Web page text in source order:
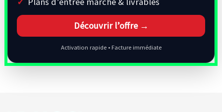
Découvrir l’offre →
Activation rapide • Facture immédiate